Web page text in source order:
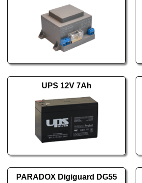
UPS 12V 7Ah
PARADOX Digiguard DG55